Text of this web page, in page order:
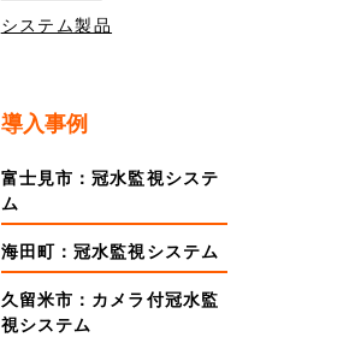
システム製品
導入事例
富士見市：冠水監視システ
ム
海田町：冠水監視システム
久留米市：カメラ付冠水監
視システム